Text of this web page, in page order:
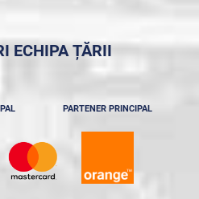
ECHIPA ȚĂRII
PARTENER PRINCIPAL